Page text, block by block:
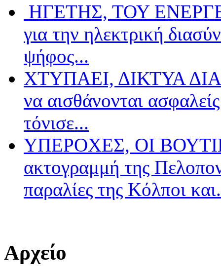
ΗΓΕΤΗΣ, ΤΟΥ
για την ηλεκτρική
ψήφος...
ΧΤΥΠΑΕΙ, ΔΙΚΤΥΑ
να αισθάνονται
τόνισε...
ΥΠΕΡΟΧΕΣ, ΟΙ
ακτογραμμή της
παραλίες της Κόλποι
Αρχείο